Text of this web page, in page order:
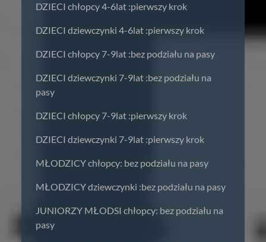
DZIECI chłopcy 4-6lat :pierwszy krok
DZIECI dziewczynki 4-6lat :pierwszy krok
DZIECI chłopcy 7-9lat :bez podziału na pasy
DZIECI dziewczynki 7-9lat :bez podziału na
pasy
DZIECI chłopcy 7-9lat :pierwszy krok
DZIECI dziewczynki 7-9lat :pierwszy krok
MŁODZICY chłopcy: bez podziału na pasy
MŁODZICY dziewczynki :bez podziału na pasy
JUNIORZY MŁODSI chłopcy: bez podziału na
pasy